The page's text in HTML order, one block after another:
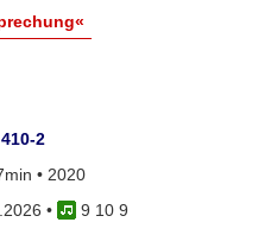
2
• 2020
•
9 10 9